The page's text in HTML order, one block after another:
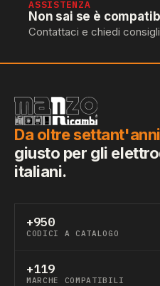
ASSISTENZA
Non sai se è
Contattaci e chiedi
Da oltre settant'anni
giusto per gli
italiani.
+950
CODICI A CATALOGO
+119
MARCHE COMPATIBILI